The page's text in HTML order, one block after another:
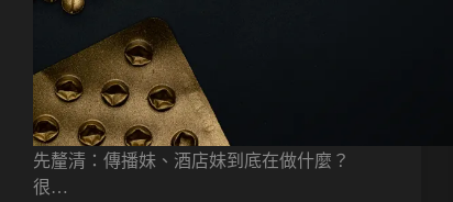
先釐清：傳播妹、酒店妹到底在做什麼？
很…